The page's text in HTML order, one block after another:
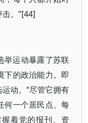
。”[44]
举运动暴露了苏联
下的政治能力。即
动。“尽管它拥有
何一个居民点、每
着党的报刊、资